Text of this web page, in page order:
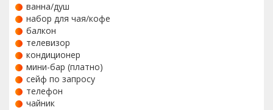
ванна/душ
набор для чая/кофе
балкон
телевизор
кондиционер
мини-бар (платно)
сейф по запросу
телефон
чайник